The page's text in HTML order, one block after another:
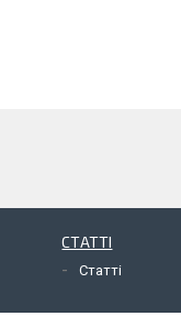
СТАТТІ
Статті